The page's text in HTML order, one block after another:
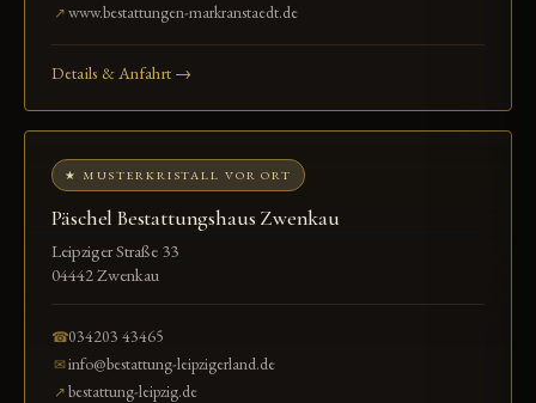
↗www.bestattungen-markranstaedt.de
Details & Anfahrt →
★ MUSTERKRISTALL VOR ORT
Päschel Bestattungshaus Zwenkau
Leipziger Straße 33
04442 Zwenkau
☎034203 43465
✉info@bestattung-leipzigerland.de
↗bestattung-leipzig.de